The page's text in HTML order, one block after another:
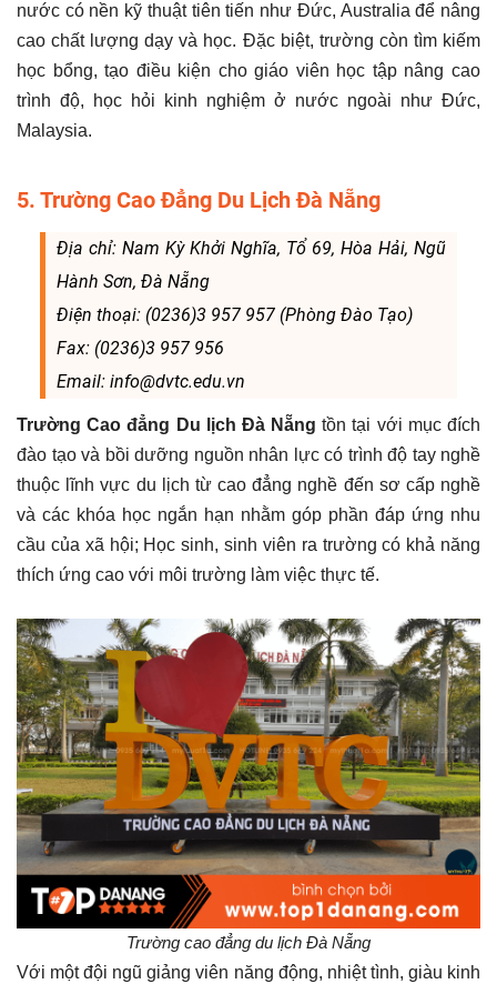
nước có nền kỹ thuật tiên tiến như Đức, Australia để nâng
cao chất lượng dạy và học. Đặc biệt, trường còn tìm kiếm
học bổng, tạo điều kiện cho giáo viên học tập nâng cao
trình độ, học hỏi kinh nghiệm ở nước ngoài như Đức,
Malaysia.
5. Trường Cao Đẳng Du Lịch Đà Nẵng
Địa chỉ: Nam Kỳ Khởi Nghĩa, Tổ 69, Hòa Hải, Ngũ
Hành Sơn, Đà Nẵng
Điện thoại: (0236)3 957 957 (Phòng Đào Tạo)
Fax: (0236)3 957 956
Email: info@dvtc.edu.vn
Trường Cao đẳng Du lịch Đà Nẵng tồn tại với mục đích
đào tạo và bồi dưỡng nguồn nhân lực có trình độ tay nghề
thuộc lĩnh vực du lịch từ cao đẳng nghề đến sơ cấp nghề
và các khóa học ngắn hạn nhằm góp phần đáp ứng nhu
cầu của xã hội; Học sinh, sinh viên ra trường có khả năng
thích ứng cao với môi trường làm việc thực tế.
Trường cao đẳng du lịch Đà Nẵng
Với một đội ngũ giảng viên năng động, nhiệt tình, giàu kinh